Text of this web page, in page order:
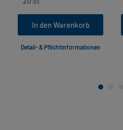
In den Warenkorb
Detail- & Pflichtinformationen